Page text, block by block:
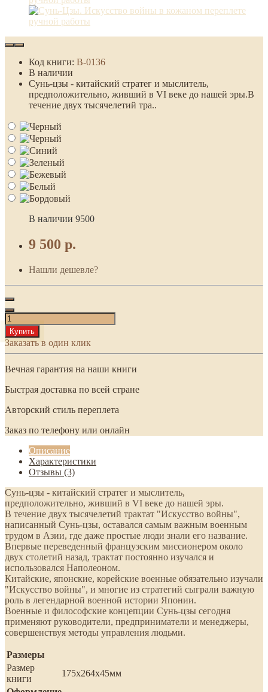
Код книги: B-0136
В наличии
Сунь-цзы - китайский стратег и мыслитель,
предположительно, живший в VI веке до нашей эры.В
течение двух тысячелетий тра..
В наличии 9500
9 500 р.
Нашли дешевле?
Купить
Заказать в один клик
Вечная гарантия на наши книги
Быстрая доставка по всей стране
Авторский стиль переплета
Заказ по телефону или онлайн
Описание
Характеристики
Отзывы (3)
Сунь-цзы - китайский стратег и мыслитель,
предположительно, живший в VI веке до нашей эры.
В течение двух тысячелетий трактат "Искусство войны",
написанный Сунь-цзы, оставался самым важным военным
трудом в Азии, где даже простые люди знали его название.
Впервые переведенный французским миссионером около
двух столетий назад, трактат постоянно изучался и
использовался Наполеоном.
Китайские, японские, корейские военные обязательно изучали
"Искусство войны", и многие из стратегий сыграли важную
роль в легендарной военной истории Японии.
Военные и философские концепции Сунь-цзы сегодня
применяют руководители, предприниматели и менеджеры,
совершенствуя методы управления людьми.
Размеры
Размер
книги
175х264х45мм